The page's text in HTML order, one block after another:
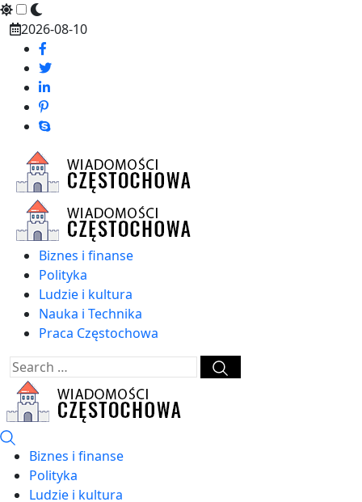
Skip
content
2026-08-10
Biznes i finanse
Polityka
Ludzie i kultura
Nauka i Technika
Praca Częstochowa
Biznes i finanse
Polityka
Ludzie i kultura